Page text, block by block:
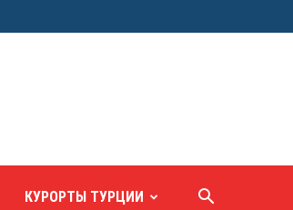
КУРОРТЫ ТУРЦИИ